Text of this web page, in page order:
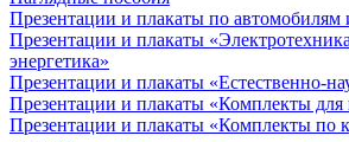
Презентации и плакаты по автомобилям
Презентации и плакаты
энергетика»
Презентации и плакаты «Естественно-
Презентации и плакаты «Комплекты
Презентации и плакаты «Комплекты по